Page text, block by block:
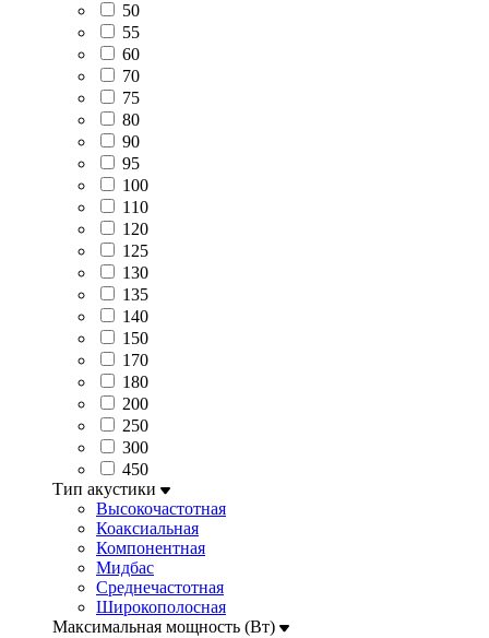
50
55
60
70
75
80
90
95
100
110
120
125
130
135
140
150
170
180
200
250
300
450
Тип акустики
Высокочастотная
Коаксиальная
Компонентная
Мидбас
Среднечастотная
Широкополосная
Максимальная мощность (Вт)